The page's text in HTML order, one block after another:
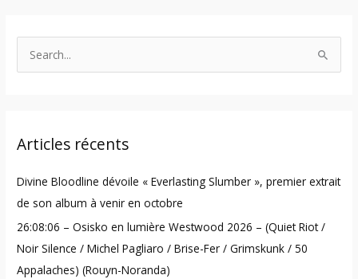
c
f
o
r
:
Articles récents
Divine Bloodline dévoile « Everlasting Slumber », premier extrait
de son album à venir en octobre
26:08:06 – Osisko en lumière Westwood 2026 – (Quiet Riot /
Noir Silence / Michel Pagliaro / Brise-Fer / Grimskunk / 50
Appalaches) (Rouyn-Noranda)